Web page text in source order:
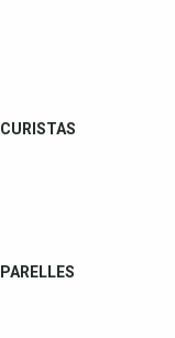
CURISTAS
PARELLES